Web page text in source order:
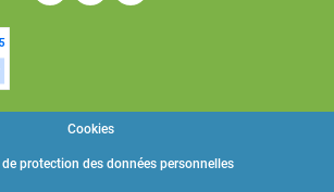
protection des données personnelles
Cookies